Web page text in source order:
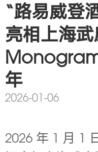
“路易威登
亮相上海
年
2026-01-06
2026 年 1 月 1